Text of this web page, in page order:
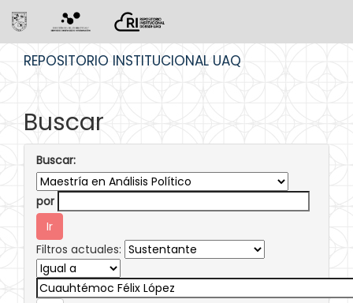
REPOSITORIO INSTITUCIONAL UAQ
Buscar
Buscar:
por
Filtros actuales: